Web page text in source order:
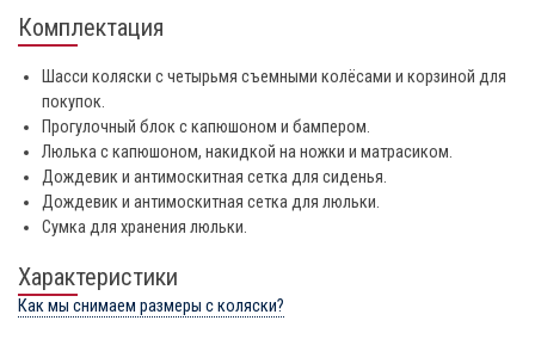
Комплектация
Шасси коляски с четырьмя съемными колёсами и корзиной для
покупок.
Прогулочный блок с капюшоном и бампером.
Люлька с капюшоном, накидкой на ножки и матрасиком.
Дождевик и антимоскитная сетка для сиденья.
Дождевик и антимоскитная сетка для люльки.
Сумка для хранения люльки.
Характеристики
Как мы снимаем размеры с коляски?